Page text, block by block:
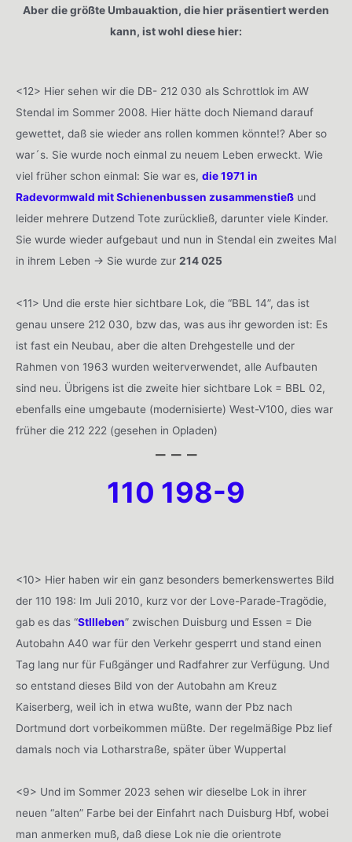
Aber die größte Umbauaktion, die hier präsentiert werden
kann, ist wohl diese hier:
<12> Hier sehen wir die DB- 212 030 als Schrottlok im AW
Stendal im Sommer 2008. Hier hätte doch Niemand darauf
gewettet, daß sie wieder ans rollen kommen könnte!? Aber so
war´s. Sie wurde noch einmal zu neuem Leben erweckt. Wie
viel früher schon einmal: Sie war es, die 1971 in
Radevormwald mit Schienenbussen zusammenstieß und
leider mehrere Dutzend Tote zurückließ, darunter viele Kinder.
Sie wurde wieder aufgebaut und nun in Stendal ein zweites Mal
in ihrem Leben -> Sie wurde zur 214 025
<11> Und die erste hier sichtbare Lok, die “BBL 14”, das ist
genau unsere 212 030, bzw das, was aus ihr geworden ist: Es
ist fast ein Neubau, aber die alten Drehgestelle und der
Rahmen von 1963 wurden weiterverwendet, alle Aufbauten
sind neu. Übrigens ist die zweite hier sichtbare Lok = BBL 02,
ebenfalls eine umgebaute (modernisierte) West-V100, dies war
früher die 212 222 (gesehen in Opladen)
– – –
110 198-9
<10> Hier haben wir ein ganz besonders bemerkenswertes Bild
der 110 198: Im Juli 2010, kurz vor der Love-Parade-Tragödie,
gab es das “Stllleben” zwischen Duisburg und Essen = Die
Autobahn A40 war für den Verkehr gesperrt und stand einen
Tag lang nur für Fußgänger und Radfahrer zur Verfügung. Und
so entstand dieses Bild von der Autobahn am Kreuz
Kaiserberg, weil ich in etwa wußte, wann der Pbz nach
Dortmund dort vorbeikommen müßte. Der regelmäßige Pbz lief
damals noch via Lotharstraße, später über Wuppertal
<9> Und im Sommer 2023 sehen wir dieselbe Lok in ihrer
neuen “alten” Farbe bei der Einfahrt nach Duisburg Hbf, wobei
man anmerken muß, daß diese Lok nie die orientrote